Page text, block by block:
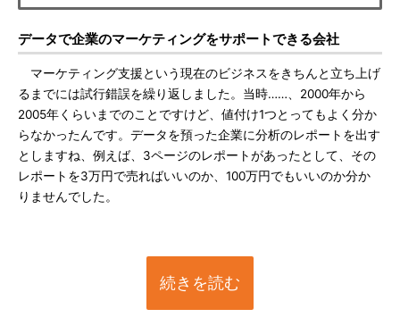
データで企業のマーケティングをサポートできる会社
マーケティング支援という現在のビジネスをきちんと立ち上げ
るまでには試行錯誤を繰り返しました。当時……、2000年から
2005年くらいまでのことですけど、値付け1つとってもよく分か
らなかったんです。データを預った企業に分析のレポートを出す
としますね、例えば、3ページのレポートがあったとして、その
レポートを3万円で売ればいいのか、100万円でもいいのか分か
りませんでした。
続きを読む